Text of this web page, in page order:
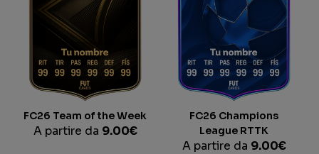
FC26 Team of the Week
A partire da 9.00€
FC26 Champions
League RTTK
A partire da 9.00€